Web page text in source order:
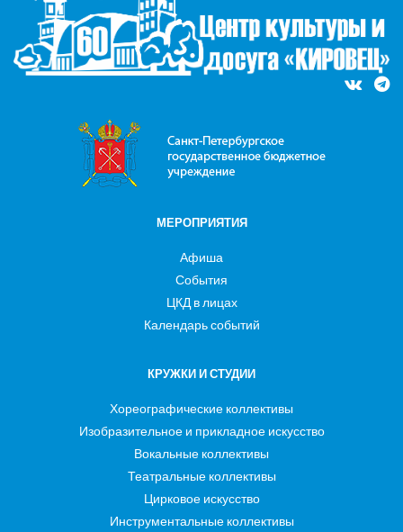
МЕРОПРИЯТИЯ
Афиша
События
ЦКД в лицах
Календарь событий
КРУЖКИ И СТУДИИ
Хореографические коллективы
Изобразительное и прикладное искусство
Вокальные коллективы
Театральные коллективы
Цирковое искусство
Инструментальные коллективы